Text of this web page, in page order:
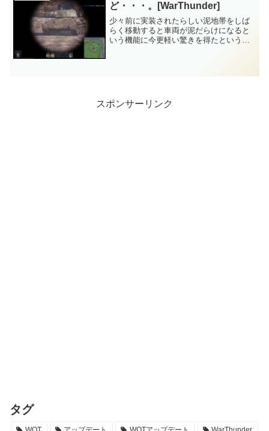
ど・・・。[WarThunder]
少々前に実装されたらしい泥地帯をしば
らく移動すると車両が泥だらけになると
いう機能に今更軽い驚きを得たというと
スポンサーリンク
タグ